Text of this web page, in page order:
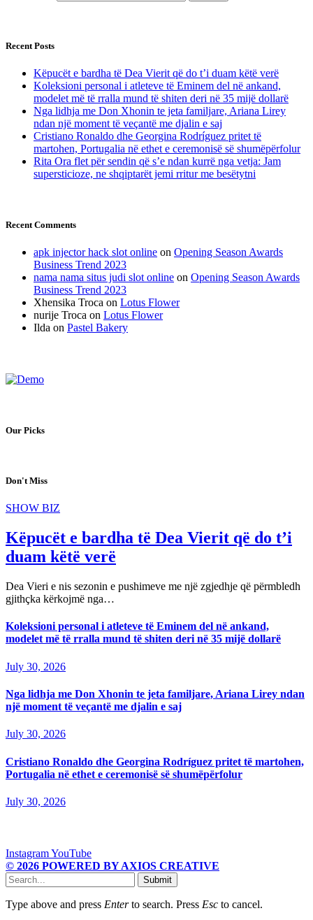
Recent Posts
Këpucët e bardha të Dea Vierit që do t’i duam këtë verë
Koleksioni personal i atleteve të Eminem del në ankand,
modelet më të rralla mund të shiten deri në 35 mijë dollarë
Nga lidhja me Don Xhonin te jeta familjare, Ariana Lirey
ndan një moment të veçantë me djalin e saj
Cristiano Ronaldo dhe Georgina Rodríguez pritet të
martohen, Portugalia në ethet e ceremonisë së shumëpërfolur
Rita Ora flet për sendin që s’e ndan kurrë nga vetja: Jam
supersticioze, ne shqiptarët jemi rritur me besëtytni
Recent Comments
apk injector hack slot online on Opening Season Awards
Business Trend 2023
nama nama situs judi slot online on Opening Season Awards
Business Trend 2023
Xhensika Troca on Lotus Flower
nurije Troca on Lotus Flower
Ilda on Pastel Bakery
Our Picks
Don't Miss
SHOW BIZ
Këpucët e bardha të Dea Vierit që do t’i
duam këtë verë
Dea Vieri e nis sezonin e pushimeve me një zgjedhje që përmbledh
gjithçka kërkojmë nga…
Koleksioni personal i atleteve të Eminem del në ankand,
modelet më të rralla mund të shiten deri në 35 mijë dollarë
July 30, 2026
Nga lidhja me Don Xhonin te jeta familjare, Ariana Lirey ndan
një moment të veçantë me djalin e saj
July 30, 2026
Cristiano Ronaldo dhe Georgina Rodríguez pritet të martohen,
Portugalia në ethet e ceremonisë së shumëpërfolur
July 30, 2026
InstagramYouTube
© 2026 POWERED BY AXIOS CREATIVE
Submit
Type above and press Enterto search. Press Esc to cancel.